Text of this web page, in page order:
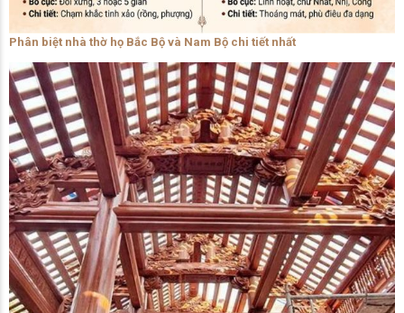
Phân biệt nhà thờ họ Bắc Bộ và Nam Bộ chi tiết nhất